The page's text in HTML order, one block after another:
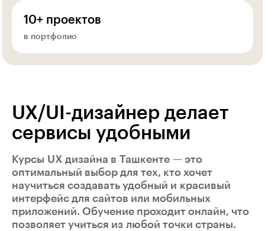
10+ проектов
в портфолио
UX/UI-дизайнер делает
сервисы удобными
Курсы UX дизайна в Ташкенте — это
оптимальный выбор для тех, кто хочет
научиться создавать удобный и красивый
интерфейс для сайтов или мобильных
приложений. Обучение проходит онлайн, что
позволяет учиться из любой точки страны.